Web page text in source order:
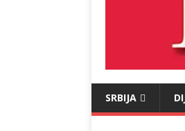
SRBIJA